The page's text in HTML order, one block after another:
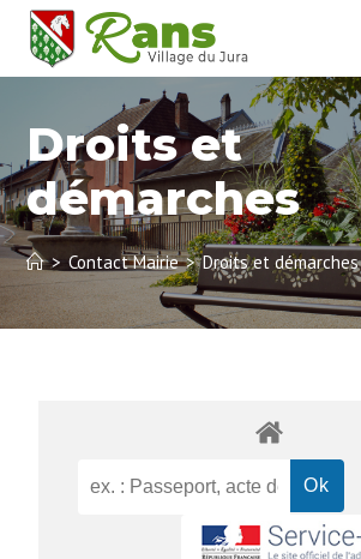
Droits et
démarches
> Contact Mairie > Droits et démarches